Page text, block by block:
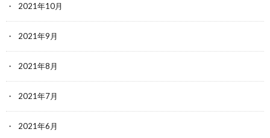
2021年10月
2021年9月
2021年8月
2021年7月
2021年6月